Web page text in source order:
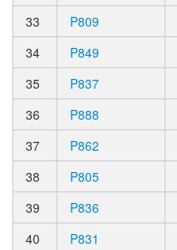
33
P809
34
P849
35
P837
36
P888
37
P862
38
P805
39
P836
40
P831